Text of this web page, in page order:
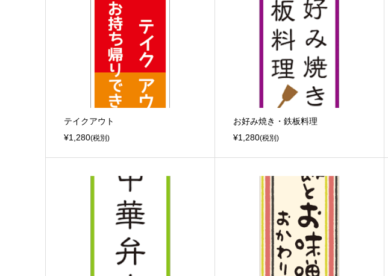
テイクアウト
¥1,280(税別)
お好み焼き・鉄板料理
¥1,280(税別)